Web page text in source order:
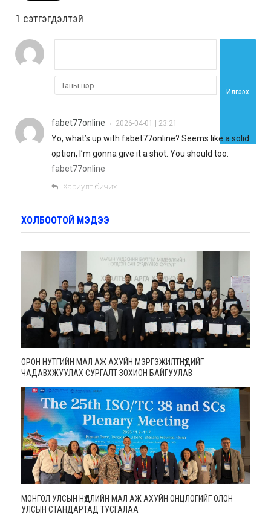
1 сэтгэгдэлтэй
Илгээх
fabet77online • 2026-04-01 | 23:21
Yo, what’s up with fabet77online? Seems like a solid
option, I’m gonna give it a shot. You should too:
fabet77online
Хариулт бичих
ХОЛБООТОЙ МЭДЭЭ
ОРОН НУТГИЙН МАЛ АЖ АХУЙН МЭРГЭЖИЛТНҮҮДИЙГ
ЧАДАВХЖУУЛАХ СУРГАЛТ ЗОХИОН БАЙГУУЛАВ
МОНГОЛ УЛСЫН НҮҮДЛИЙН МАЛ АЖ АХУЙН ОНЦЛОГИЙГ ОЛОН
УЛСЫН СТАНДАРТАД ТУСГАЛАА